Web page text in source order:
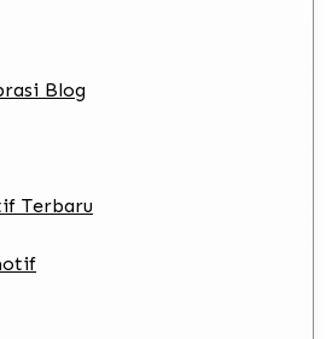
Blog
Terbaru